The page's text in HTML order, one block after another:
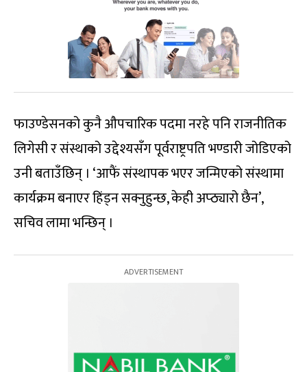
फाउण्डेसनको कुनै औपचारिक पदमा नरहे पनि राजनीतिक
लिगेसी र संस्थाको उद्देश्यसँग पूर्वराष्ट्रपति भण्डारी जोडिएको
उनी बताउँछिन् । ‘आफैं संस्थापक भएर जन्मिएको संस्थामा
कार्यक्रम बनाएर हिंड्न सक्नुहुन्छ, केही अप्ठ्यारो छैन’,
सचिव लामा भन्छिन् ।